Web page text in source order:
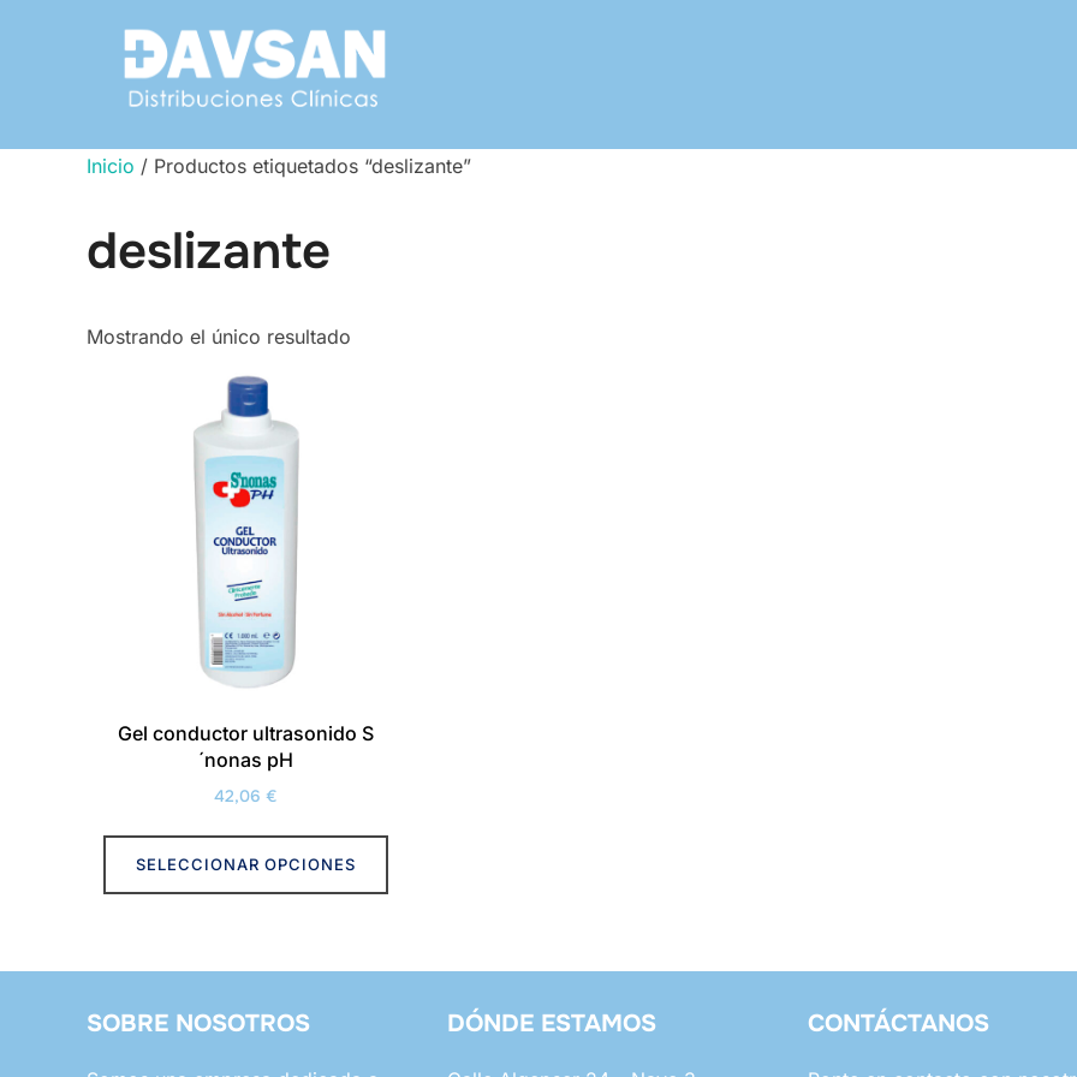
Inicio / Productos etiquetados “deslizante”
deslizante
Mostrando el único resultado
Gel conductor ultrasonido S
´nonas pH
42,06 €
SELECCIONAR OPCIONES
Este
tiene
variantes.
opciones
SOBRE NOSOTROS DÓNDE ESTAMOS CONTÁCTANOS